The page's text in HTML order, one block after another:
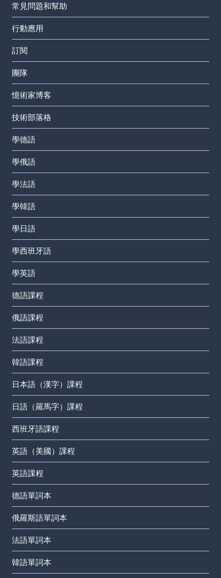
常見問題和幫助
行動應用
訂閱
團隊
憶術家博客
技術部落格
學德語
學俄語
學法語
學韓語
學日語
學西班牙語
學英語
德語課程
俄語課程
法語課程
韓語課程
日本語（漢字）課程
日語（羅馬字）課程
西班牙語課程
英語（美國）課程
英語課程
德語單詞本
俄羅斯語單詞本
法語單詞本
韓語單詞本